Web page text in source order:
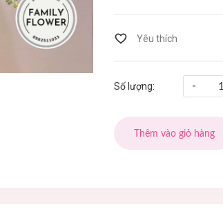
Số lượng: -
Thêm vào giỏ hàng